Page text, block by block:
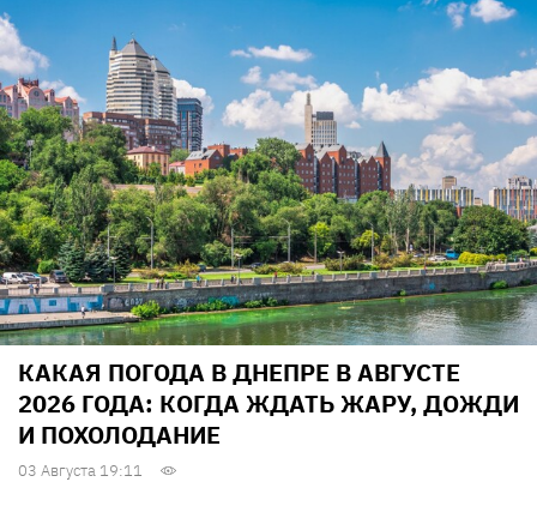
КАКАЯ ПОГОДА В ДНЕПРЕ В АВГУСТЕ
2026 ГОДА: КОГДА ЖДАТЬ ЖАРУ, ДОЖДИ
И ПОХОЛОДАНИЕ
03 Августа 19:11